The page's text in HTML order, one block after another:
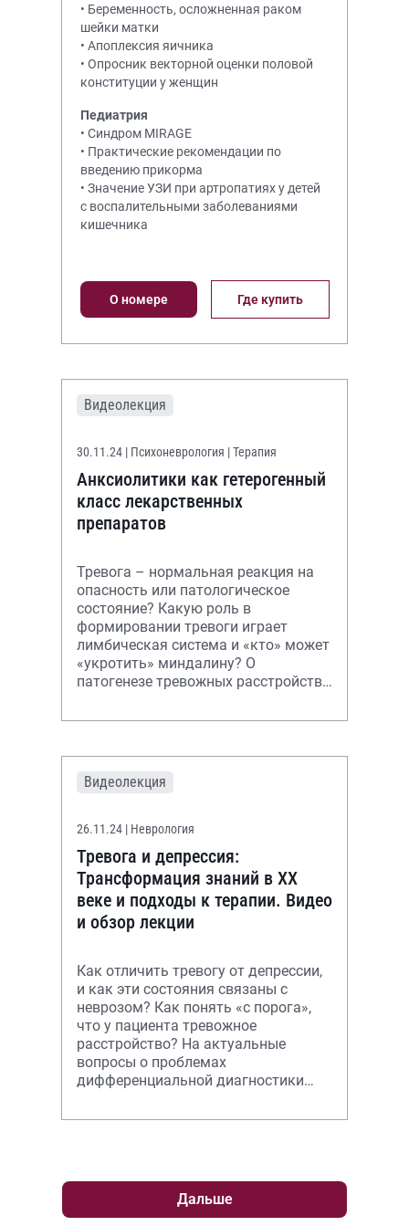
• Беременность, осложненная раком
шейки матки
• Апоплексия яичника
• Опросник векторной оценки половой
конституции у женщин
Педиатрия
• Синдром MIRAGE
• Практические рекомендации по
введению прикорма
• Значение УЗИ при артропатиях у детей
с воспалительными заболеваниями
кишечника
О номере Где купить
Видеолекция
30.11.24 | Психоневрология | Терапия
Анксиолитики как гетерогенный
класс лекарственных
препаратов
Тревога – нормальная реакция на
опасность или патологическое
состояние? Какую роль в
формировании тревоги играет
лимбическая система и «кто» может
«укротить» миндалину? О
патогенезе тревожных расстройств
видеолекции.
Видеолекция
26.11.24 | Неврология
Тревога и депрессия:
Трансформация знаний в XX
веке и подходы к терапии. Видео
и обзор лекции
Как отличить тревогу от депрессии,
и как эти состояния связаны с
неврозом? Как понять «с порога»,
что у пациента тревожное
расстройство? На актуальные
вопросы о проблемах
дифференциальной диагностики
механизмах их соматизации отв
Дальше